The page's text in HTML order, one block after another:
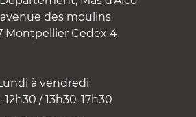
avenue des moulins
Montpellier Cedex 4
à vendredi
/ 13h30-17h30